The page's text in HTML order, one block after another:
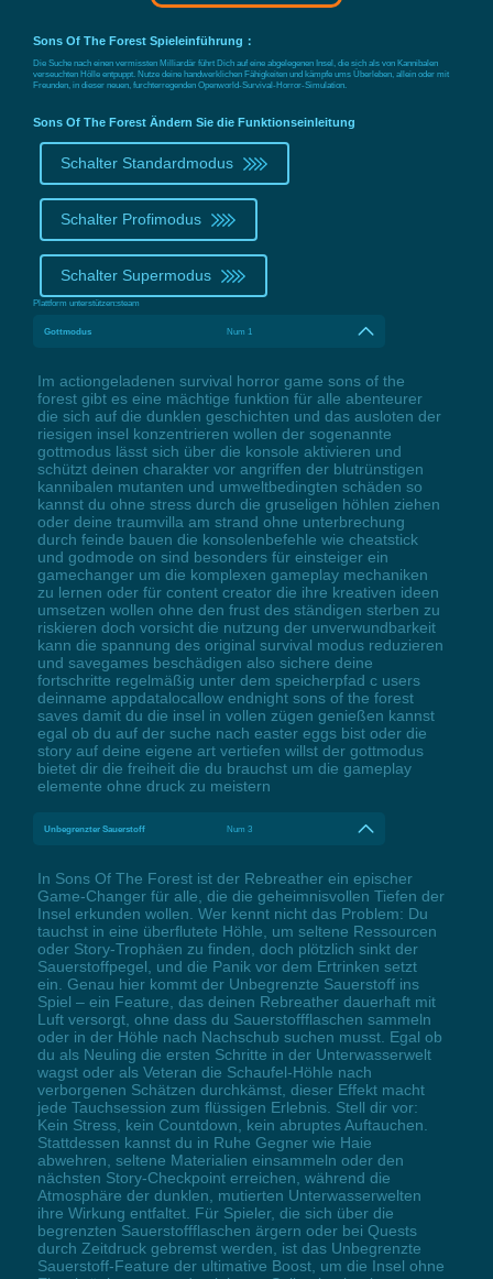
Sons Of The Forest Spieleinführung：
Die Suche nach einen vermissten Milliardär führt Dich auf eine abgelegenen Insel, die sich als von Kannibalen
verseuchten Hölle entpuppt. Nutze deine handwerklichen Fähigkeiten und kämpfe ums Überleben, allein oder mit
Freunden, in dieser neuen, furchterregenden Openworld-Survival-Horror-Simulation.
Sons Of The Forest Ändern Sie die Funktionseinleitung
Schalter Standardmodus
Schalter Profimodus
Schalter Supermodus
Plattform unterstützen:steam
Gottmodus Num 1
Im actiongeladenen survival horror game sons of the
forest gibt es eine mächtige funktion für alle abenteurer
die sich auf die dunklen geschichten und das ausloten der
riesigen insel konzentrieren wollen der sogenannte
gottmodus lässt sich über die konsole aktivieren und
schützt deinen charakter vor angriffen der blutrünstigen
kannibalen mutanten und umweltbedingten schäden so
kannst du ohne stress durch die gruseligen höhlen ziehen
oder deine traumvilla am strand ohne unterbrechung
durch feinde bauen die konsolenbefehle wie cheatstick
und godmode on sind besonders für einsteiger ein
gamechanger um die komplexen gameplay mechaniken
zu lernen oder für content creator die ihre kreativen ideen
umsetzen wollen ohne den frust des ständigen sterben zu
riskieren doch vorsicht die nutzung der unverwundbarkeit
kann die spannung des original survival modus reduzieren
und savegames beschädigen also sichere deine
fortschritte regelmäßig unter dem speicherpfad c users
deinname appdatalocallow endnight sons of the forest
saves damit du die insel in vollen zügen genießen kannst
egal ob du auf der suche nach easter eggs bist oder die
story auf deine eigene art vertiefen willst der gottmodus
bietet dir die freiheit die du brauchst um die gameplay
elemente ohne druck zu meistern
Unbegrenzter Sauerstoff Num 3
In Sons Of The Forest ist der Rebreather ein epischer
Game-Changer für alle, die die geheimnisvollen Tiefen der
Insel erkunden wollen. Wer kennt nicht das Problem: Du
tauchst in eine überflutete Höhle, um seltene Ressourcen
oder Story-Trophäen zu finden, doch plötzlich sinkt der
Sauerstoffpegel, und die Panik vor dem Ertrinken setzt
ein. Genau hier kommt der Unbegrenzte Sauerstoff ins
Spiel – ein Feature, das deinen Rebreather dauerhaft mit
Luft versorgt, ohne dass du Sauerstoffflaschen sammeln
oder in der Höhle nach Nachschub suchen musst. Egal ob
du als Neuling die ersten Schritte in der Unterwasserwelt
wagst oder als Veteran die Schaufel-Höhle nach
verborgenen Schätzen durchkämst, dieser Effekt macht
jede Tauchsession zum flüssigen Erlebnis. Stell dir vor:
Kein Stress, kein Countdown, kein abruptes Auftauchen.
Stattdessen kannst du in Ruhe Gegner wie Haie
abwehren, seltene Materialien einsammeln oder den
nächsten Story-Checkpoint erreichen, während die
Atmosphäre der dunklen, mutierten Unterwasserwelten
ihre Wirkung entfaltet. Für Spieler, die sich über die
begrenzten Sauerstoffflaschen ärgern oder bei Quests
durch Zeitdruck gebremst werden, ist das Unbegrenzte
Sauerstoff-Feature der ultimative Boost, um die Insel ohne